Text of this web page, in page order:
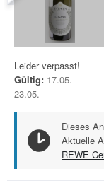
Leider verpasst!
Gültig: 17.05. -
23.05.
Dieses
Aktuelle
REWE